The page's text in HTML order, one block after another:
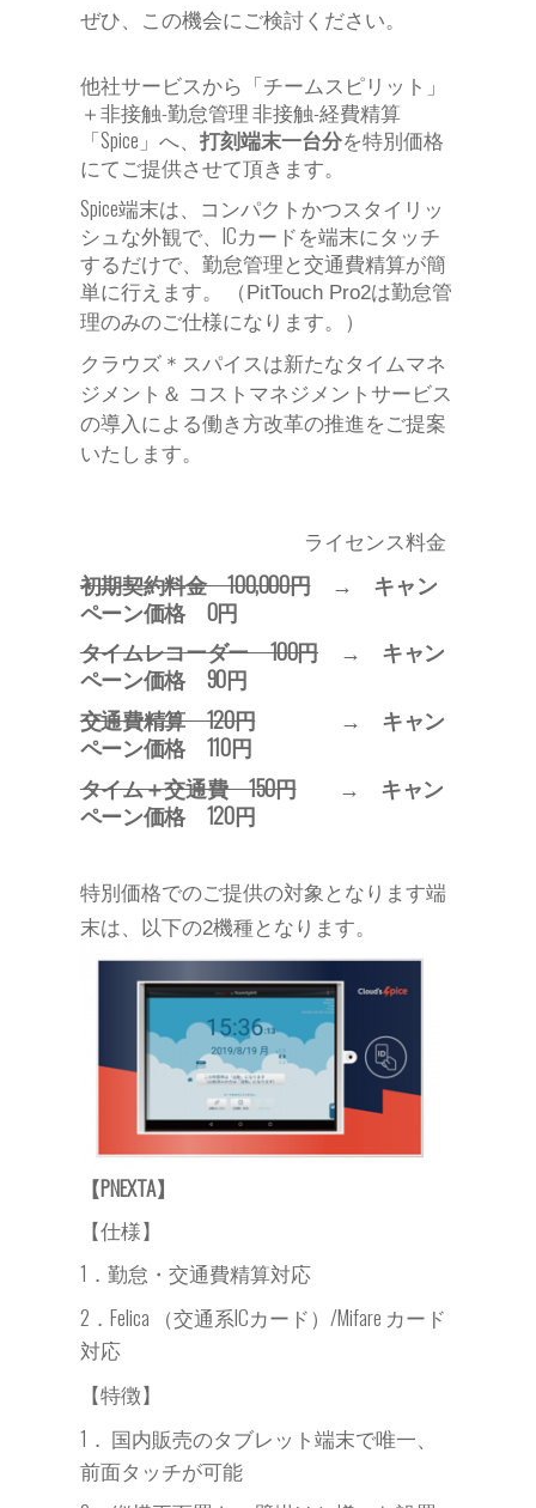
ぜひ、この機会にご検討ください。
他社サービスから「チームスピリット」
＋非接触-勤怠管理 非接触-経費精算
「Spice」 へ、 打刻端末一台分を特別価格
にてご提供させて頂きます。
Spice端末は、コンパクトかつスタイリッ
シュな外観で、ICカードを端末にタッチ
するだけで、勤怠管理と交通費精算が簡
単に行えます。
（PitTouch Pro2は勤怠管
理のみのご仕様になります。）
クラウズ＊スパイスは新たなタイムマネ
ジメント＆ コストマネジメントサービス
の導入による働き方改革の推進をご提案
いたします。
ライセンス料金
初期契約料金 100,000円→ キャン
ペーン価格 0円
タイムレコーダー 100円 → キャン
ペーン価格 90円
交通費精算 120円→ キャン
ペーン価格 110円
タイム＋交通費 150円→ キャン
ペーン価格 120円
特別価格でのご提供の対象となります端
末は、以下の2機種となります。
【PNEXTA】
【仕様】
1．勤怠・交通費精算対応
2．Felica （交通系ICカード） /Mifare カード
対応
【特徴】
1． 国内販売のタブレット端末で唯一、
前面タッチが可能